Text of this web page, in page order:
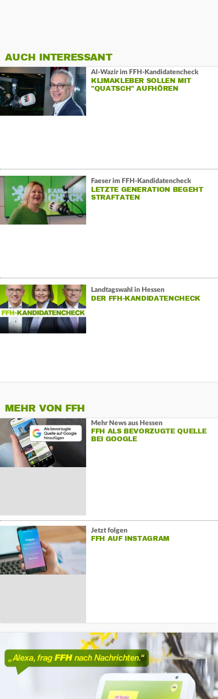
AUCH INTERESSANT
Al-Wazir im FFH-Kandidatencheck
KLIMAKLEBER SOLLEN MIT
"QUATSCH" AUFHÖREN
Faeser im FFH-Kandidatencheck
LETZTE GENERATION BEGEHT
STRAFTATEN
Landtagswahl in Hessen
DER FFH-KANDIDATENCHECK
MEHR VON FFH
Mehr News aus Hessen
FFH ALS BEVORZUGTE QUELLE
BEI GOOGLE
Jetzt folgen
FFH AUF INSTAGRAM